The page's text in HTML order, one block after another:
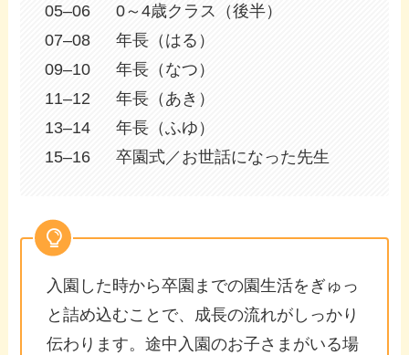
05–06 0～4歳クラス（後半）
07–08 年長（はる）
09–10 年長（なつ）
11–12 年長（あき）
13–14 年長（ふゆ）
15–16 卒園式／お世話になった先生
入園した時から卒園までの園生活をぎゅっ
と詰め込むことで、成長の流れがしっかり
伝わります。途中入園のお子さまがいる場